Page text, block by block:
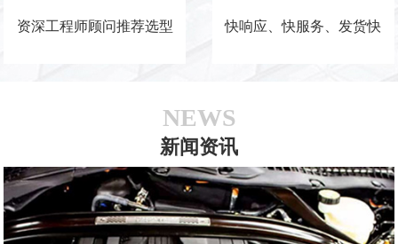
资深工程师顾问推荐选型 快响应、快服务、发货快
NEWS
新闻资讯